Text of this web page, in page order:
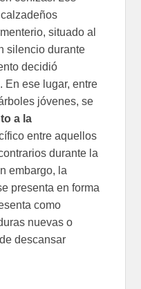
situado al
silencio durante
decidió
En ese lugar, entre
jóvenes, se
a la
entre aquellos
durante la
embargo, la
presenta en forma
como
nuevas o
descansar